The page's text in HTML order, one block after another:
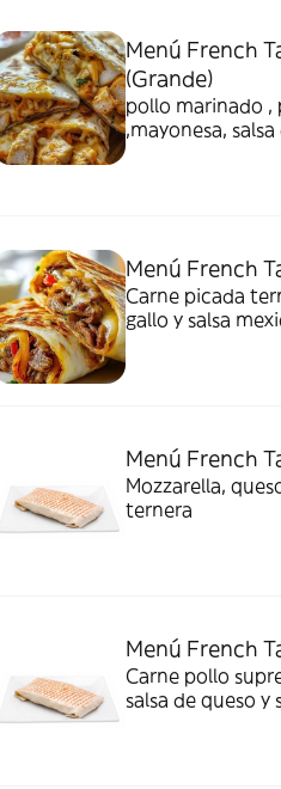
Menú French
(Grande)
pollo marinado ,
,mayonesa,
Menú French
Carne picada
gallo y salsa
Menú French
Mozzarella,
ternera
Menú French
Carne pollo
salsa de queso y